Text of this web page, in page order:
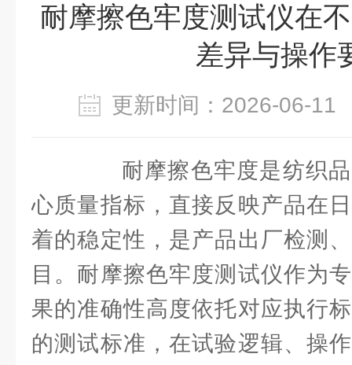
耐摩擦色牢度测试仪在
差异与操作
更新时间：2026-06-
耐摩擦色牢度是纺织品
心质量指标，直接反映产品在
着的稳定性，是产品出厂检测
目。耐摩擦色牢度测试仪作为
果的准确性高度依托对应执行
的测试标准，在试验逻辑、操